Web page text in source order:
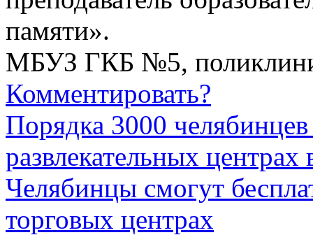
памяти».
МБУЗ ГКБ №5,
Комментировать?
Порядка 3000
развлекательных
Челябинцы смогут
торговых центрах